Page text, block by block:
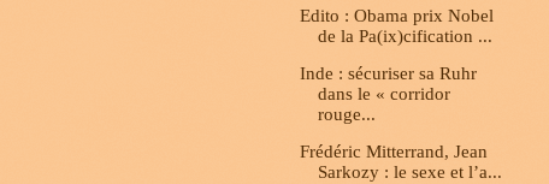
Edito : Obama prix Nobel
de la Pa(ix)cification ...
Inde : sécuriser sa Ruhr
dans le « corridor
rouge...
Frédéric Mitterrand, Jean
Sarkozy : le sexe et l’a...